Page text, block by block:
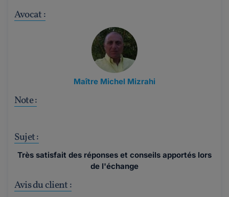
Avocat :
Maître Michel Mizrahi
Note :
Sujet :
Très satisfait des réponses et conseils apportés lors
de l'échange
Avis du client :